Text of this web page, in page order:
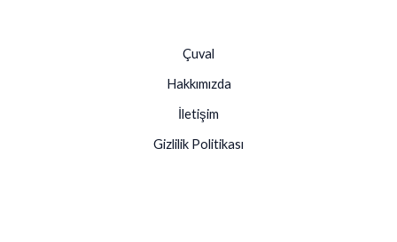
Çuval
Hakkımızda
İletişim
Gizlilik Politikası